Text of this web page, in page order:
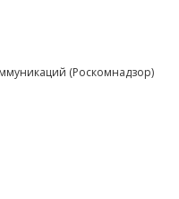
(Роскомнадзор)